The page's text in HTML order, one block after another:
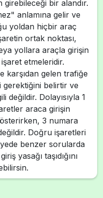
girebileceği bir alandır.
anlamına gelir ve
yoldan hiçbir araç
ortak noktası,
yollara araçla girişin
etmeleridir.
karşıdan gelen trafiğe
gerektiğini belirtir ve
değildir. Dolayısıyla 1
araca girişin
3 numara
Doğru işaretleri
benzer sorularda
yasağı taşıdığını